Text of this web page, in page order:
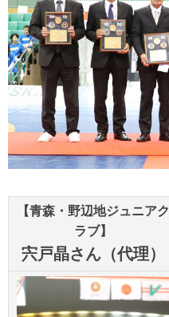
【青森・野辺地ジュニアク
ラブ】
宍戸晶さん（代理）